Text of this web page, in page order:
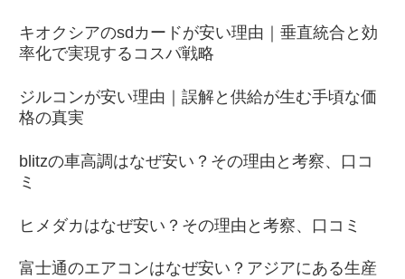
キオクシアのsdカードが安い理由｜垂直統合と効
率化で実現するコスパ戦略
ジルコンが安い理由｜誤解と供給が生む手頃な価
格の真実
blitzの車高調はなぜ安い？その理由と考察、口コ
ミ
ヒメダカはなぜ安い？その理由と考察、口コミ
富士通のエアコンはなぜ安い？アジアにある生産